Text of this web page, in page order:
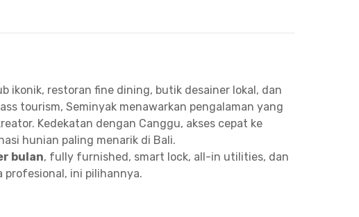
ikonik, restoran fine dining, butik desainer lokal, dan
tourism, Seminyak menawarkan pengalaman yang
Kedekatan dengan Canggu, akses cepat ke
hunian paling menarik di Bali.
bulan, fully furnished, smart lock, all-in utilities, dan
profesional, ini pilihannya.